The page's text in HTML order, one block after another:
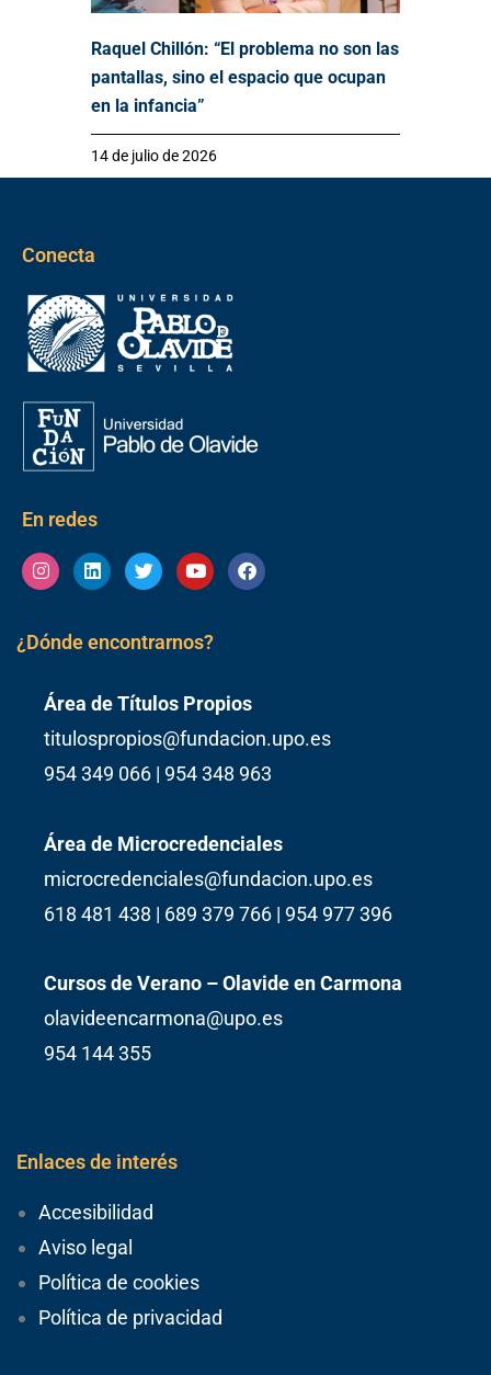
Raquel Chillón: “El problema no son las
pantallas, sino el espacio que ocupan
en la infancia”
14 de julio de 2026
Conecta
En redes
InstagramLinkedinTwitterYoutubeFacebook
¿Dónde encontrarnos?
Área de Títulos Propios
titulospropios@fundacion.upo.es
954 349 066 | 954 348 963
Área de Microcredenciales
microcredenciales@fundacion.upo.es
618 481 438 | 689 379 766 | 954 977 396
Cursos de Verano – Olavide en Carmona
olavideencarmona@upo.es
954 144 355
Enlaces de interés
Accesibilidad
Aviso legal
Política de cookies
Política de privacidad